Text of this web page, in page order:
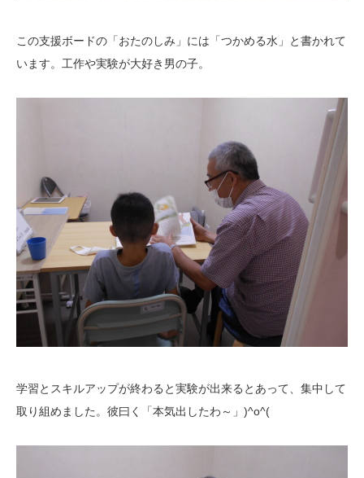
この支援ボードの「おたのしみ」には「つかめる水」と書かれて
います。工作や実験が大好き男の子。
学習とスキルアップが終わると実験が出来るとあって、集中して
取り組めました。彼曰く「本気出したわ～」)^o^(